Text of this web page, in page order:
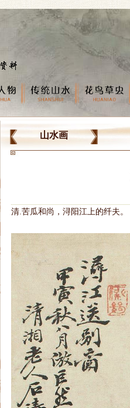
山水画
清.苦瓜和尚，浔阳江上的纤夫。